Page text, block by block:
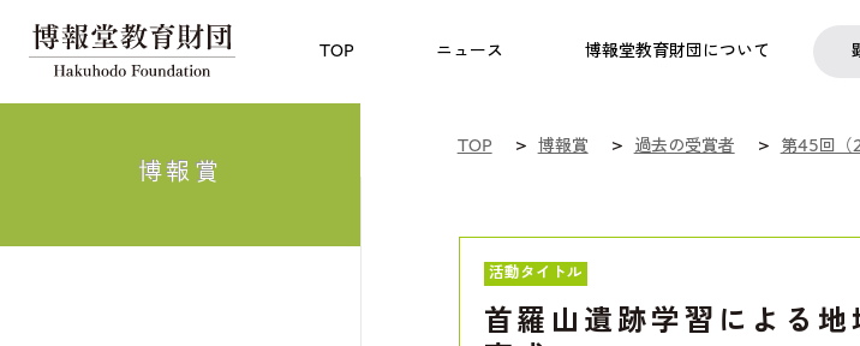
TOP ニュース 博報堂教育財団について
についての研究助成 奨学金 フェローシップ
博報賞
TOP 博報賞 過去の受賞者 第45回（
活動タイトル
首羅山遺跡学習による